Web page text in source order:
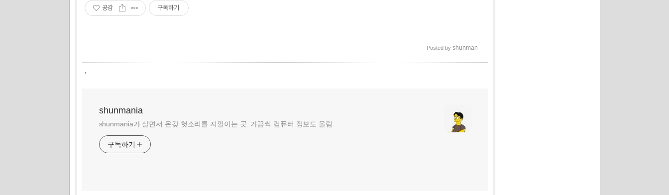
공감 구독하기
Posted by shunman
,
shunmania
shunmania가 살면서 온갖 헛소리를 지껄이는 곳. 가끔씩 컴퓨터 정보도 올림.
구독하기